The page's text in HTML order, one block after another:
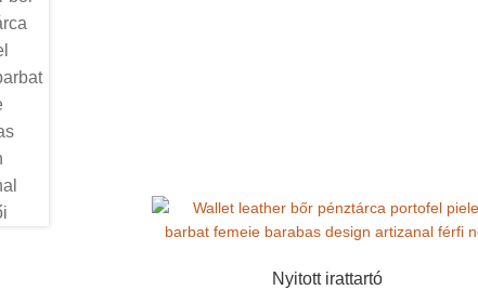
Nyitott irattartó